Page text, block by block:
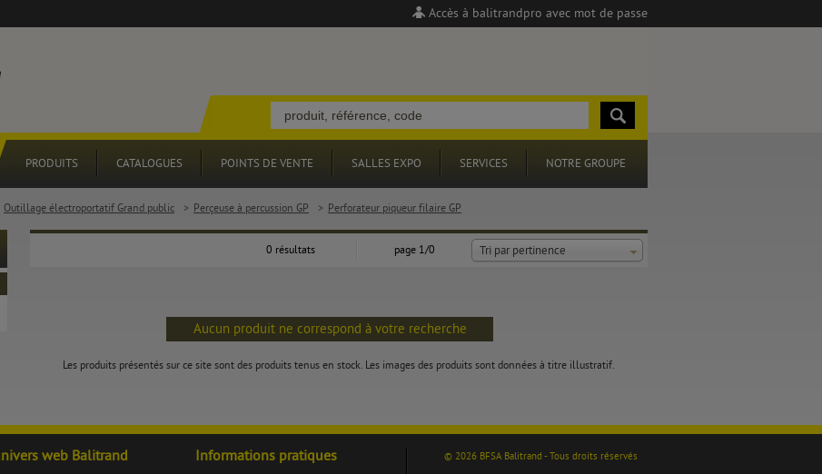
Accès à balitrandpro avec mot de passe
PRODUITS CATALOGUES POINTS DE VENTE SALLES EXPO SERVICES NOTRE GROUPE
Outillage électroportatif Grand public > Perçeuse à percussion GP > Perforateur piqueur filaire GP
0 résultats page 1/0 Tri par pertinence
Aucun produit ne correspond à votre recherche
Les produits présentés sur ce site sont des produits tenus en stock. Les images des produits sont données à titre illustratif.
web Balitrand Informations pratiques © 2026 BFSA Balitrand - Tous droits réservés